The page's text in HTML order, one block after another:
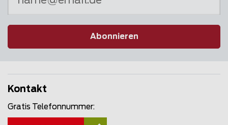
Abonnieren
Kontakt
Gratis Telefonnummer: